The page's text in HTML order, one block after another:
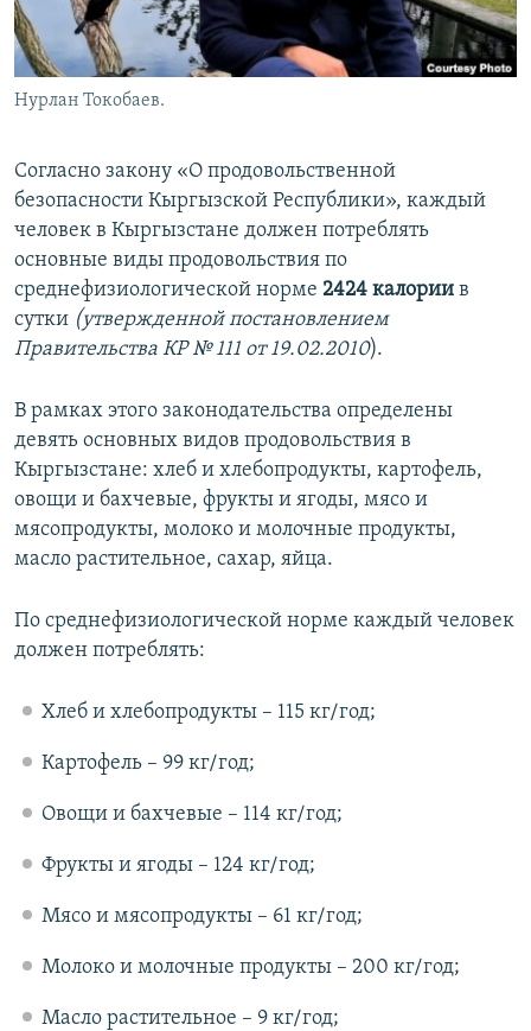
Нурлан Токобаев.
Согласно закону «О продовольственной
безопасности Кыргызской Республики», каждый
человек в Кыргызстане должен потреблять
основные виды продовольствия по
среднефизиологической норме 2424 калории в
сутки (утвержденной постановлением
Правительства КР № 111 от 19.02.2010).
В рамках этого законодательства определены
девять основных видов продовольствия в
Кыргызстане: хлеб и хлебопродукты, картофель,
овощи и бахчевые, фрукты и ягоды, мясо и
мясопродукты, молоко и молочные продукты,
масло растительное, сахар, яйца.
По среднефизиологической норме каждый человек
должен потреблять:
Хлеб и хлебопродукты – 115 кг/год;
Картофель – 99 кг/год;
Овощи и бахчевые – 114 кг/год;
Фрукты и ягоды – 124 кг/год;
Мясо и мясопродукты – 61 кг/год;
Молоко и молочные продукты – 200 кг/год;
Масло растительное – 9 кг/год;